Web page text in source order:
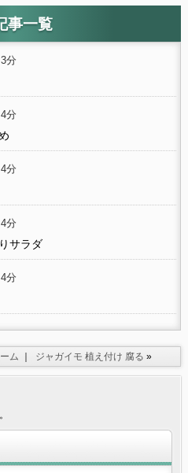
事一覧
分
分
分
分
サラダ
分
ム ｜ ジャガイモ 植え付け 腐る »